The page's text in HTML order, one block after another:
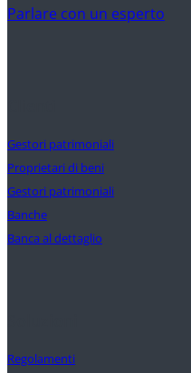
Parlare con un esperto
Gestori patrimoniali
Proprietari di beni
Gestori patrimoniali
Banche
Banca al dettaglio
Regolamenti